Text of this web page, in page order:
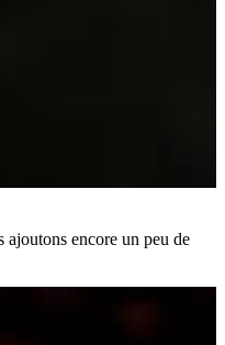
encore un peu de